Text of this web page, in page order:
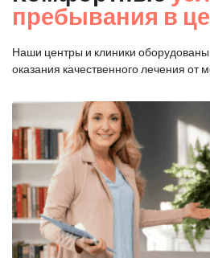
пребывания в
Наши центры и клиники
оказания качественного лечения от